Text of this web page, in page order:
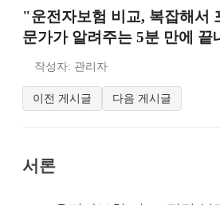
"운전자보험 비교, 복잡해서
문가가 알려주는 5분 만에 끝
작성자: 관리자
이전 게시글 다음 게시글
서론